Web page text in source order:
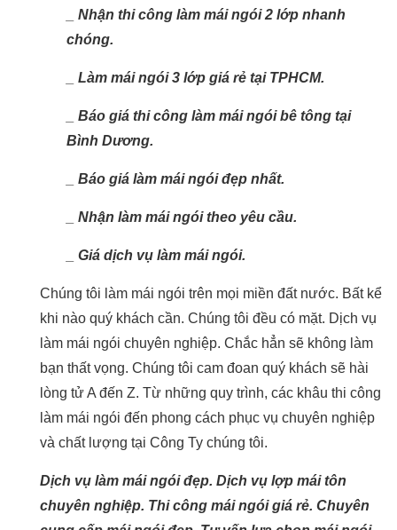
_ Nhận thi công làm mái ngói 2 lớp nhanh
chóng.
_ Làm mái ngói 3 lớp giá rẻ tại TPHCM.
_ Báo giá thi công làm mái ngói bê tông tại
Bình Dương.
_ Báo giá làm mái ngói đẹp nhất.
_ Nhận làm mái ngói theo yêu cầu.
_ Giá dịch vụ làm mái ngói.
Chúng tôi làm mái ngói trên mọi miền đất nước. Bất kể
khi nào quý khách cần. Chúng tôi đều có mặt. Dịch vụ
làm mái ngói chuyên nghiệp. Chắc hẳn sẽ không làm
bạn thất vọng. Chúng tôi cam đoan quý khách sẽ hài
lòng tử A đến Z. Từ những quy trình, các khâu thi công
làm mái ngói đến phong cách phục vụ chuyên nghiệp
và chất lượng tại Công Ty chúng tôi.
Dịch vụ làm mái ngói đẹp. Dịch vụ lợp mái tôn
chuyên nghiệp. Thi công mái ngói giá rẻ. Chuyên